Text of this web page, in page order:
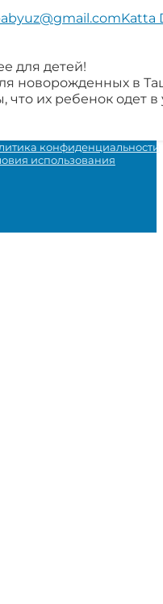
Katta
в YouTube
для детей!
новорожденных в
их ребенок одет
конфиденциальности
использования